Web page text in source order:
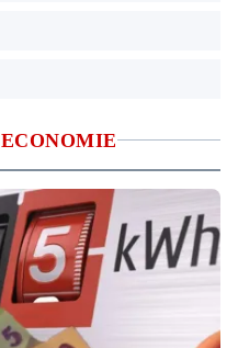
ECONOMIE